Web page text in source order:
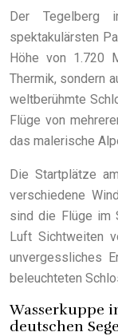
Der
spektakulärsten
Höhe von 1.720
Thermik, sondern
weltberühmte
Flüge von
das malerische
Die Startplätze
verschiedene
sind die Flüge im
Luft Sichtweiten
unvergessliches
beleuchteten
Wasserkuppe
deutschen